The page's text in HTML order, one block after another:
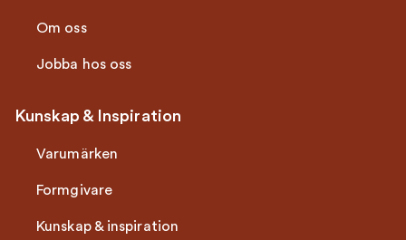
Om oss
Jobba hos oss
Kunskap & Inspiration
Varumärken
Formgivare
Kunskap & inspiration